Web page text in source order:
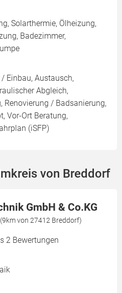
Solarthermie, Ölheizung,
Badezimmer,
Einbau, Austausch,
Abgleich,
Renovierung / Badsanierung,
Vor-Ort Beratung,
(iSFP)
von Breddorf
GmbH & Co.KG
von 27412 Breddorf)
2 Bewertungen